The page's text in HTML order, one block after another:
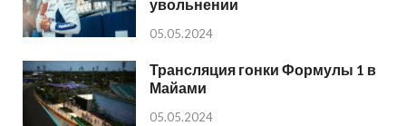
увольнении
05.05.2024
Трансляция гонки Формулы 1 в
Майами
05.05.2024